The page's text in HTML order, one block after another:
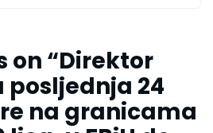
on “Direktor
posljednja 24
na granicama